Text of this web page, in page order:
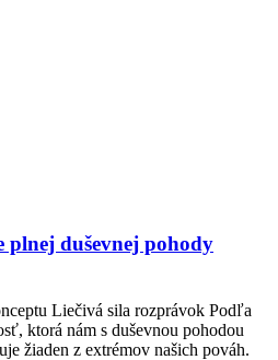
duševnej pohody
Liečivá sila rozprávok Podľa
ktorá nám s duševnou pohodou
žiaden z extrémov našich pováh.